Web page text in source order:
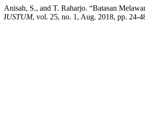
Anisah, S., and T. Raharjo. “Batasan
IUSTUM, vol. 25, no. 1, Aug. 2018, pp. 24-